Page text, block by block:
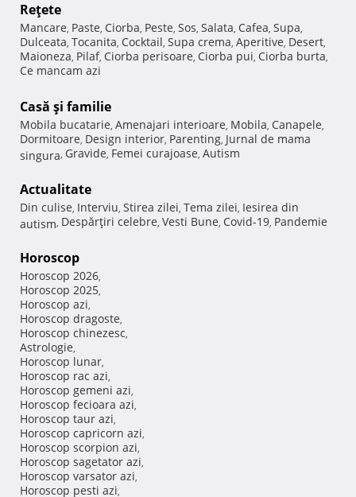
Reţete
Mancare, Paste, Ciorba, Peste, Sos, Salata, Cafea, Supa,
Dulceata, Tocanita, Cocktail, Supa crema, Aperitive, Desert,
Maioneza, Pilaf, Ciorba perisoare, Ciorba pui, Ciorba burta,
Ce mancam azi
Casă şi familie
Mobila bucatarie, Amenajari interioare, Mobila, Canapele,
Dormitoare, Design interior, Parenting, Jurnal de mama
singura, Gravide, Femei curajoase, Autism
Actualitate
Din culise, Interviu, Stirea zilei, Tema zilei, Iesirea din
autism, Despărţiri celebre, Vesti Bune, Covid-19, Pandemie
Horoscop
Horoscop 2026,
Horoscop 2025,
Horoscop azi,
Horoscop dragoste,
Horoscop chinezesc,
Astrologie,
Horoscop lunar,
Horoscop rac azi,
Horoscop gemeni azi,
Horoscop fecioara azi,
Horoscop taur azi,
Horoscop capricorn azi,
Horoscop scorpion azi,
Horoscop sagetator azi,
Horoscop varsator azi,
Horoscop pesti azi,